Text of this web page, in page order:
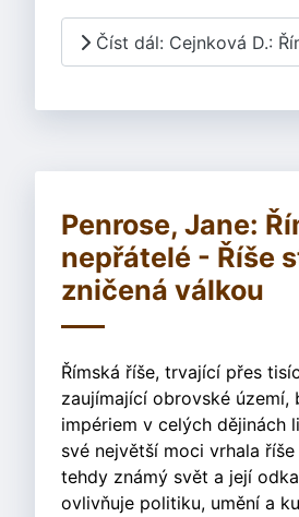
Číst dál: Cejnková D.:
Penrose, Jane:
nepřátelé - Říše
zničená válkou
Římská říše, trvající přes
zaujímající obrovské území,
impériem v celých dějinách
své největší moci vrhala
tehdy známý svět a její
ovlivňuje politiku, umění a